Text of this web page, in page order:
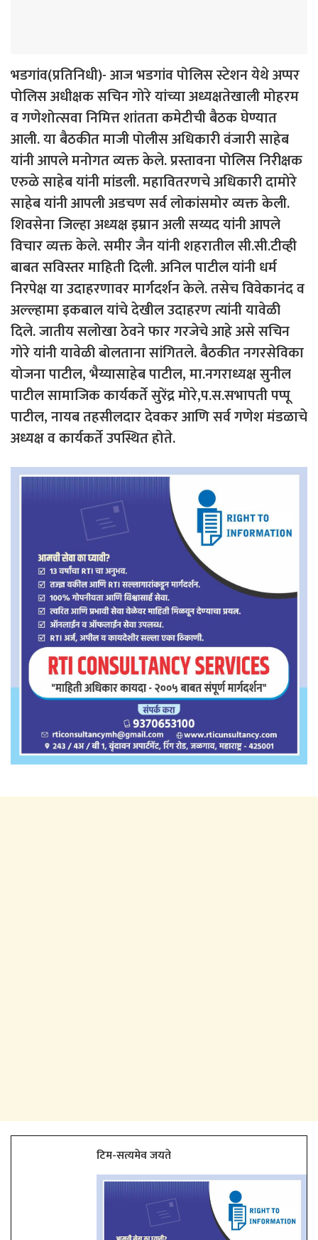
भडगांव(प्रतिनिधी)- आज भडगांव पोलिस स्टेशन येथे अप्पर
पोलिस अधीक्षक सचिन गोरे यांच्या अध्यक्षतेखाली मोहरम
व गणेशोत्सवा निमित्त शांतता कमेटीची बैठक घेण्यात
आली. या बैठकीत माजी पोलीस अधिकारी वंजारी साहेब
यांनी आपले मनोगत व्यक्त केले. प्रस्तावना पोलिस निरीक्षक
एरुळे साहेब यांनी मांडली. महावितरणचे अधिकारी दामोरे
साहेब यांनी आपली अडचण सर्व लोकांसमोर व्यक्त केली.
शिवसेना जिल्हा अध्यक्ष इम्रान अली सय्यद यांनी आपले
विचार व्यक्त केले. समीर जैन यांनी शहरातील सी.सी.टीव्ही
बाबत सविस्तर माहिती दिली. अनिल पाटील यांनी धर्म
निरपेक्ष या उदाहरणावर मार्गदर्शन केले. तसेच विवेकानंद व
अल्ल्हामा इकबाल यांचे देखील उदाहरण त्यांनी यावेळी
दिले. जातीय सलोखा ठेवने फार गरजेचे आहे असे सचिन
गोरे यांनी यावेळी बोलताना सांगितले. बैठकीत नगरसेविका
योजना पाटील, भैय्यासाहेब पाटील, मा.नगराध्यक्ष सुनील
पाटील सामाजिक कार्यकर्ते सुरेंद्र मोरे,प.स.सभापती पप्पू
पाटील, नायब तहसीलदार देवकर आणि सर्व गणेश मंडळाचे
अध्यक्ष व कार्यकर्ते उपस्थित होते.
टिम-सत्यमेव जयते